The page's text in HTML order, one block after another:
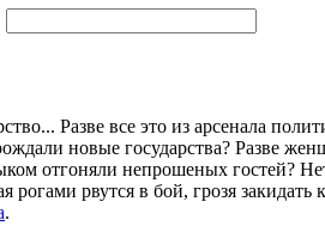
Разве все это из арсенала
новые государства? Разве
отгоняли непрошеных гостей?
рогами рвутся в бой, грозя
.